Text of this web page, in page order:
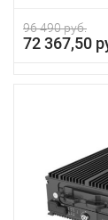
96 490 руб.
72 367,50